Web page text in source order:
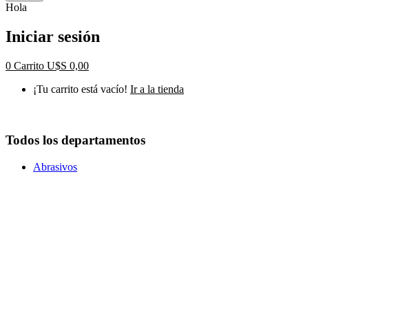
Hola
Iniciar sesión
0 Carrito U$S 0,00
¡Tu carrito está vacío! Ir a la tienda
Todos los departamentos
Abrasivos